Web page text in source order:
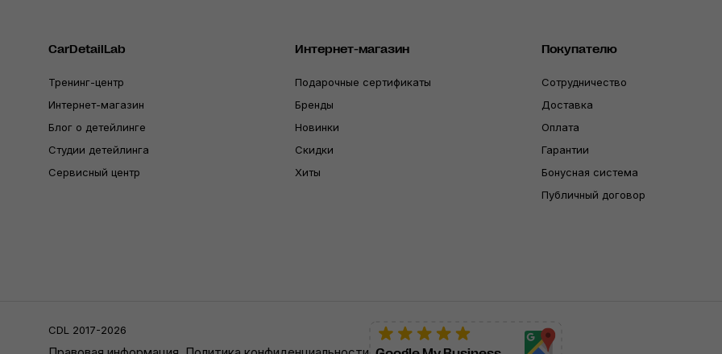
CarDetailLab
Тренинг-центр
Интернет-магазин
Блог о детейлинге
Студии детейлинга
Сервисный центр
Интернет-магазин
Подарочные сертификаты
Бренды
Новинки
Скидки
Хиты
Покупателю
Сотрудничество
Доставка
Оплата
Гарантии
Бонусная система
Публичный договор
CDL 2017-2026